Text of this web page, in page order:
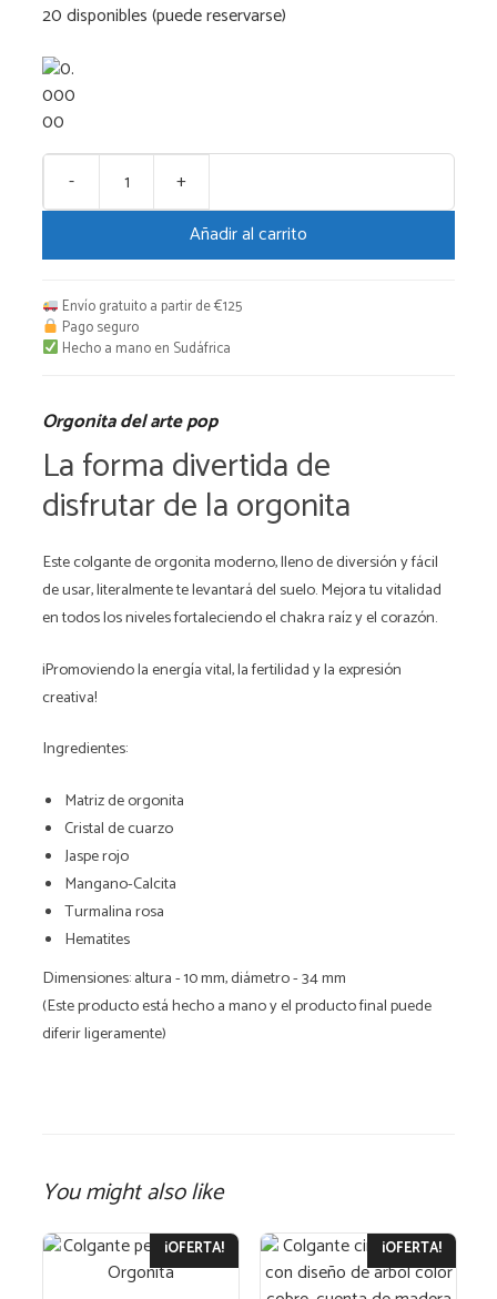
20 disponibles (puede reservarse)
-
Orgonita
del
cantidad
+
Añadir al carrito
Envío gratuito a partir de €125
Pago seguro
Hecho a mano en Sudáfrica
Orgonita del arte pop
La forma divertida de
disfrutar de la orgonita
Este colgante de orgonita moderno, lleno de diversión y fácil
de usar, literalmente te levantará del suelo. Mejora tu vitalidad
en todos los niveles fortaleciendo el chakra raíz y el corazón.
¡Promoviendo la energía vital, la fertilidad y la expresión
creativa!
Ingredientes:
Matriz de orgonita
Cristal de cuarzo
Jaspe rojo
Mangano-Calcita
Turmalina rosa
Hematites
Dimensiones: altura - 10 mm, diámetro - 34 mm
(Este producto está hecho a mano y el producto final puede
diferir ligeramente)
You might also like
¡OFERTA! ¡OFERTA!